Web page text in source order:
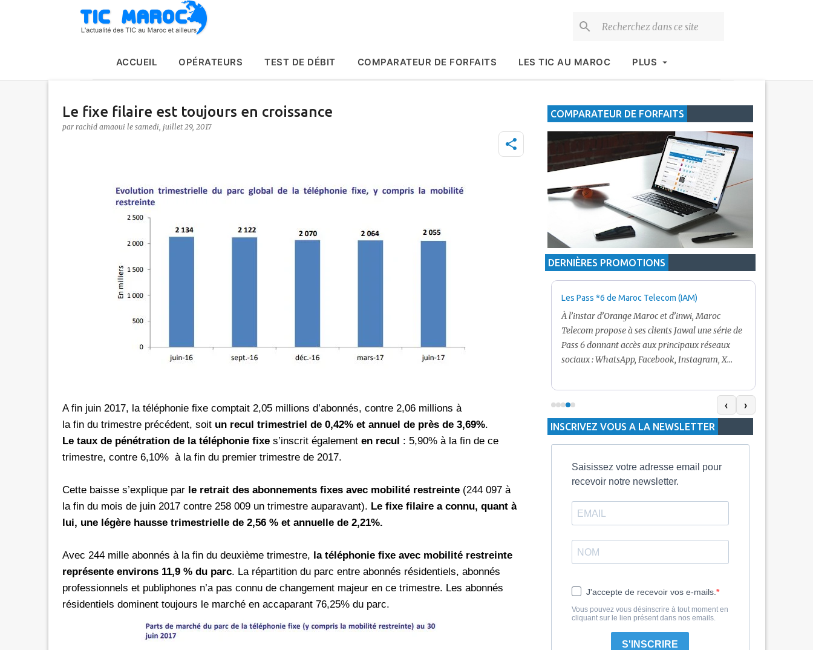
ACCUEIL OPÉRATEURS TEST DE DÉBIT COMPARATEUR DE FORFAITS LES TIC AU MAROC PLUS
Le fixe filaire est toujours en croissance
par rachid amaoui le samedi, juillet 29, 2017
A fin juin 2017, la téléphonie fixe comptait 2,05 millions d’abonnés, contre 2,06 millions à
la fin du trimestre précédent, soit un recul trimestriel de 0,42% et annuel de près de 3,69%.
Le taux de pénétration de la téléphonie fixes’inscrit également en recul : 5,90% à la fin de ce
trimestre, contre 6,10% à la fin du premier trimestre de 2017.
Cette baisse s’explique par le retrait des abonnements fixes avec mobilité restreinte(244 097 à
la fin du mois de juin 2017 contre 258 009 un trimestre auparavant). Le fixe filaire a connu, quant à
lui, une légère hausse trimestrielle de 2,56 % et annuelle de 2,21%.
Avec 244 mille abonnés à la fin du deuxième trimestre, la téléphonie fixe avec mobilité restreinte
représente environs 11,9 % du parc. La répartition du parc entre abonnés résidentiels, abonnés
professionnels et publiphones n’a pas connu de changement majeur en ce trimestre. Les abonnés
résidentiels dominent toujours le marché en accaparant 76,25% du parc.
COMPARATEUR DE FORFAITS
DERNIÈRES PROMOTIONS
réseaux sociaux avec *6 chez
30 jours, et ce, en
code d'une recharge de 30 Dh
bénéficier ses clients prépayés d'un accès à
certains réseaux sociaux. A 5 Dh, le client aura
300 Mo pour le Pass de 10 Dh. Notons au
passage que dans le cadre d'une offre
promotionnelle qui prendra fin le 23 mars 2026,
le Pass 30 Dh de inwi offre un
de ses clients mobiles en prépayé par 25 et ce,
pour toute recharge de 30 Dh ou plus. De plus,
ladite recharge. La durée de validité du volume
d'internet est de 7 jours alors que celle du solde
Les Pass *6 de Maroc Telecom (IAM)
À l’instar d’Orange Maroc et d’inwi, Maroc
Telecom propose à ses clients Jawal une série de
Pass 6 donnant accès aux principaux réseaux
sociaux : WhatsApp, Facebook, Instagram, X
5 Dh inclut 100 Mo, le Pass 10 Dh offre 400 Mo,
tandis que les formules à 20 Dh et 30 Dh
proposent respectivement 1 Go et 2 Go. Les
durées de validité sont de 3 jours pour
‹ ›
INSCRIVEZ VOUS A LA NEWSLETTER
Saisissez votre adresse email pour
recevoir notre newsletter.
J'accepte de recevoir vos e-mails.
Vous pouvez vous désinscrire à tout moment en
cliquant sur le lien présent dans nos emails.
S'INSCRIRE